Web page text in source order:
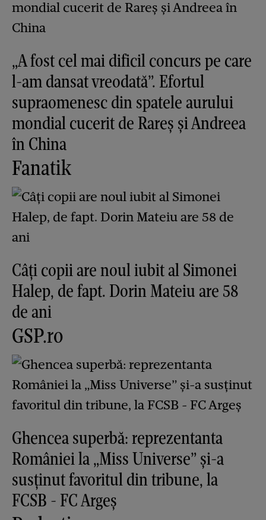
„A fost cel mai dificil concurs pe care
l-am dansat vreodată”. Efortul
supraomenesc din spatele aurului
mondial cucerit de Rareș și Andreea
în China
Fanatik
Câți copii are noul iubit al Simonei
Halep, de fapt. Dorin Mateiu are 58
de ani
GSP.ro
Ghencea superbă: reprezentanta
României la „Miss Universe” și-a
susținut favoritul din tribune, la
FCSB - FC Argeș